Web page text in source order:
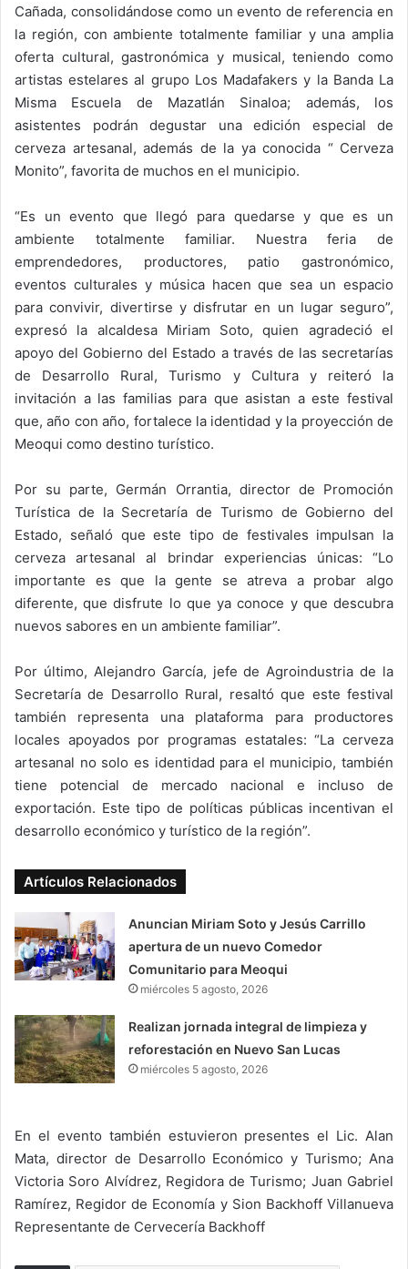
Cañada, consolidándose como un evento de referencia en
la región, con ambiente totalmente familiar y una amplia
oferta cultural, gastronómica y musical, teniendo como
artistas estelares al grupo Los Madafakers y la Banda La
Misma Escuela de Mazatlán Sinaloa; además, los
asistentes podrán degustar una edición especial de
cerveza artesanal, además de la ya conocida “ Cerveza
Monito”, favorita de muchos en el municipio.
“Es un evento que llegó para quedarse y que es un
ambiente totalmente familiar. Nuestra feria de
emprendedores, productores, patio gastronómico,
eventos culturales y música hacen que sea un espacio
para convivir, divertirse y disfrutar en un lugar seguro”,
expresó la alcaldesa Miriam Soto, quien agradeció el
apoyo del Gobierno del Estado a través de las secretarías
de Desarrollo Rural, Turismo y Cultura y reiteró la
invitación a las familias para que asistan a este festival
que, año con año, fortalece la identidad y la proyección de
Meoqui como destino turístico.
Por su parte, Germán Orrantia, director de Promoción
Turística de la Secretaría de Turismo de Gobierno del
Estado, señaló que este tipo de festivales impulsan la
cerveza artesanal al brindar experiencias únicas: “Lo
importante es que la gente se atreva a probar algo
diferente, que disfrute lo que ya conoce y que descubra
nuevos sabores en un ambiente familiar”.
Por último, Alejandro García, jefe de Agroindustria de la
Secretaría de Desarrollo Rural, resaltó que este festival
también representa una plataforma para productores
locales apoyados por programas estatales: “La cerveza
artesanal no solo es identidad para el municipio, también
tiene potencial de mercado nacional e incluso de
exportación. Este tipo de políticas públicas incentivan el
desarrollo económico y turístico de la región”.
Artículos Relacionados
Anuncian Miriam Soto y Jesús Carrillo
apertura de un nuevo Comedor
Comunitario para Meoqui
miércoles 5 agosto, 2026
Realizan jornada integral de limpieza y
reforestación en Nuevo San Lucas
miércoles 5 agosto, 2026
En el evento también estuvieron presentes el Lic. Alan
Mata, director de Desarrollo Económico y Turismo; Ana
Victoria Soro Alvídrez, Regidora de Turismo; Juan Gabriel
Ramírez, Regidor de Economía y Sion Backhoff Villanueva
Representante de Cervecería Backhoff